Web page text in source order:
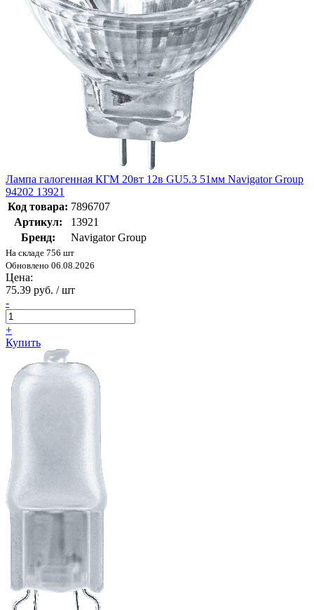
Лампа галогенная КГМ 20вт 12в GU5.3 51мм Navigator Group
94202 13921
Код товара: 7896707
Артикул:
13921
Бренд:
Navigator Group
На складе 756 шт
Обновлено 06.08.2026
Цена:
75.39 руб. / шт
-
+
Купить